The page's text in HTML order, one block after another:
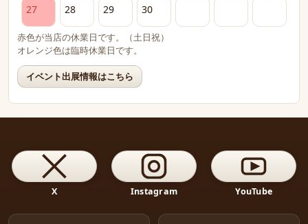
27 28 29 30
赤色が当店の休業日です。（土日祝）
オレンジ色は臨時休業日です。
イベント出展情報はこちら
X Instagram YouTube